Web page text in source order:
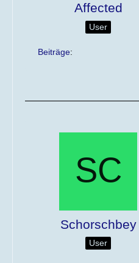
Affected
User
Beiträge
Schorschbey
User